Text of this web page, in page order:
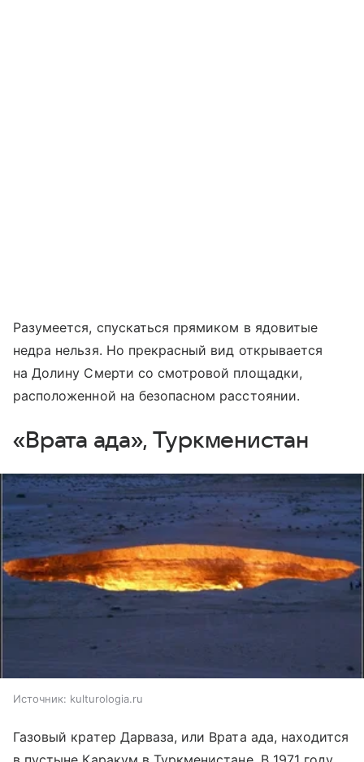
Разумеется, спускаться прямиком в ядовитые
недра нельзя. Но прекрасный вид открывается
на Долину Смерти со смотровой площадки,
расположенной на безопасном расстоянии.
«Врата ада», Туркменистан
Источник: kulturologia.ru
Газовый кратер Дарваза, или Врата ада, находится